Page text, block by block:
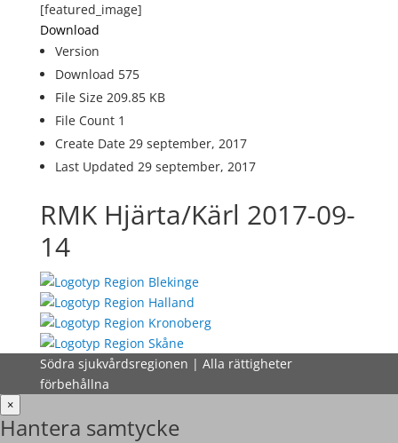
[featured_image]
Download
Version
Download 575
File Size 209.85 KB
File Count 1
Create Date 29 september, 2017
Last Updated 29 september, 2017
RMK Hjärta/Kärl 2017-09-
14
Södra sjukvårdsregionen | Alla rättigheter
förbehållna
×
Hantera samtycke